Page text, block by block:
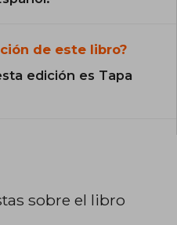
de este libro?
edición es Tapa
sobre el libro